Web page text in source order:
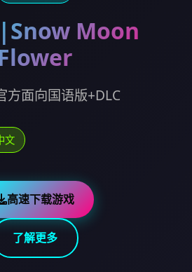
Moon
Flower
方面向国语版+DLC
文
高速下载游戏
了解更多